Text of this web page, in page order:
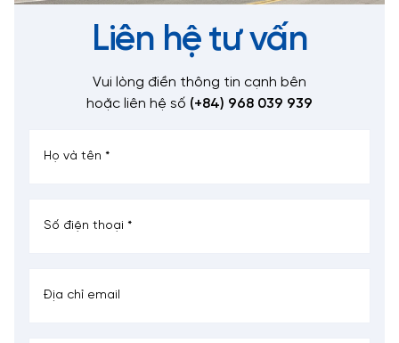
Liên hệ tư vấn
Vui lòng điền thông tin cạnh bên
hoặc liên hệ số (+84) 968 039 939